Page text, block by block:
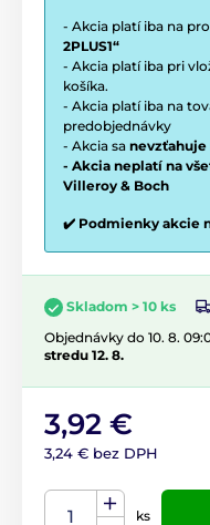
- Akcia platí iba na
2PLUS1“
- Akcia platí iba pri
košíka.
- Akcia platí iba na
predobjednávky
- Akcia sa nevzťahuje
- Akcia neplatí na
Villeroy & Boch
✔️ Podmienky akcie
Skladom > 10 ks
Objednávky do 10. 8.
stredu 12. 8.
3,92 €
3,24 € bez DPH
ks